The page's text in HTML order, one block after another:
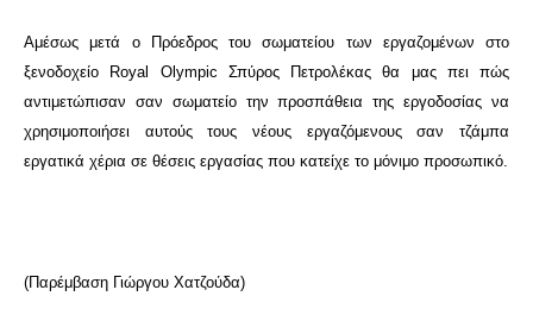
Αμέσως μετά ο Πρόεδρος του σωματείου των εργαζομένων στο
ξενοδοχείο Royal Olympic Σπύρος Πετρολέκας θα μας πει πώς
αντιμετώπισαν σαν σωματείο την προσπάθεια της εργοδοσίας να
χρησιμοποιήσει αυτούς τους νέους εργαζόμενους σαν τζάμπα
εργατικά χέρια σε θέσεις εργασίας που κατείχε το μόνιμο προσωπικό.
(Παρέμβαση Γιώργου Χατζούδα)